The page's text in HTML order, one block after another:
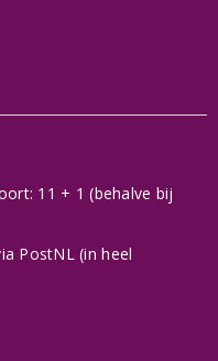
11 + 1 (behalve bij
PostNL (in heel